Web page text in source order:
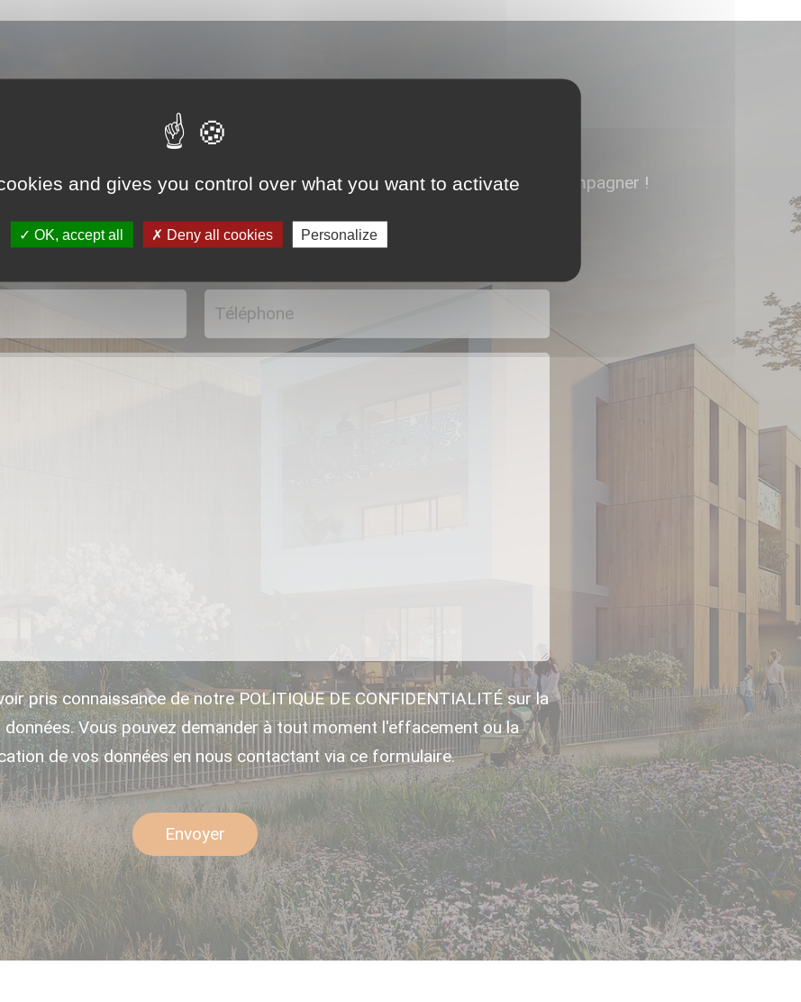
Nous contacter
nous si vous avez un projet en tête. Nous serons heureux de vous accompagner !
pris connaissance de notre POLITIQUE DE CONFIDENTIALITÉ sur la
Vous pouvez demander à tout moment l'effacement ou la
de vos données en nous contactant via ce formulaire.
Envoyer
and gives you control over what you want to activate
OK, accept all Deny all cookies Personalize